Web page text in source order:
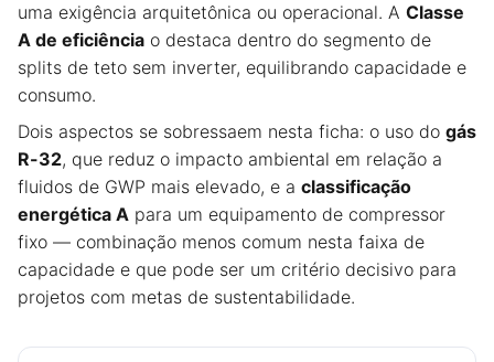
uma exigência arquitetônica ou operacional. A Classe
A de eficiência o destaca dentro do segmento de
splits de teto sem inverter, equilibrando capacidade e
consumo.
Dois aspectos se sobressaem nesta ficha: o uso do gás
R-32, que reduz o impacto ambiental em relação a
fluidos de GWP mais elevado, e a classificação
energética A para um equipamento de compressor
fixo — combinação menos comum nesta faixa de
capacidade e que pode ser um critério decisivo para
projetos com metas de sustentabilidade.